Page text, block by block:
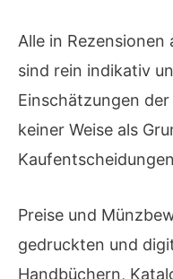
Alle in
sind rein indikativ
Einschätzungen
keiner Weise als
Preise und
gedruckten und
Handbüchern,